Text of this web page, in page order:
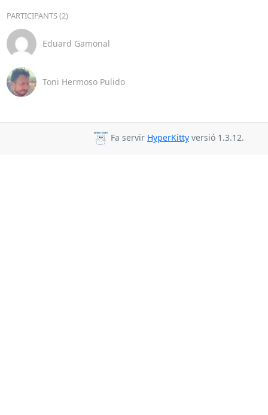
PARTICIPANTS (2)
Eduard Gamonal
Toni Hermoso Pulido
Fa servir HyperKitty versió 1.3.12.